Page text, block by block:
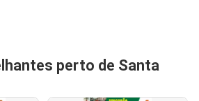
perto de Santa